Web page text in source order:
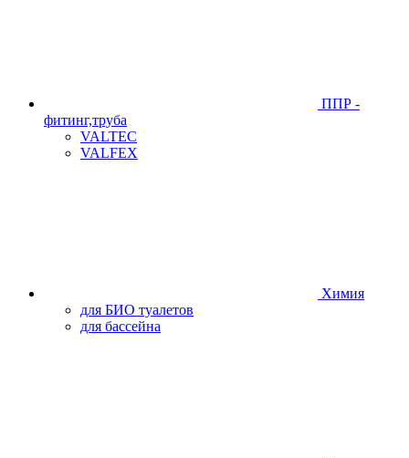
ППР -
фитинг,труба
VALTEC
VALFEX
Химия
для БИО туалетов
для бассейна